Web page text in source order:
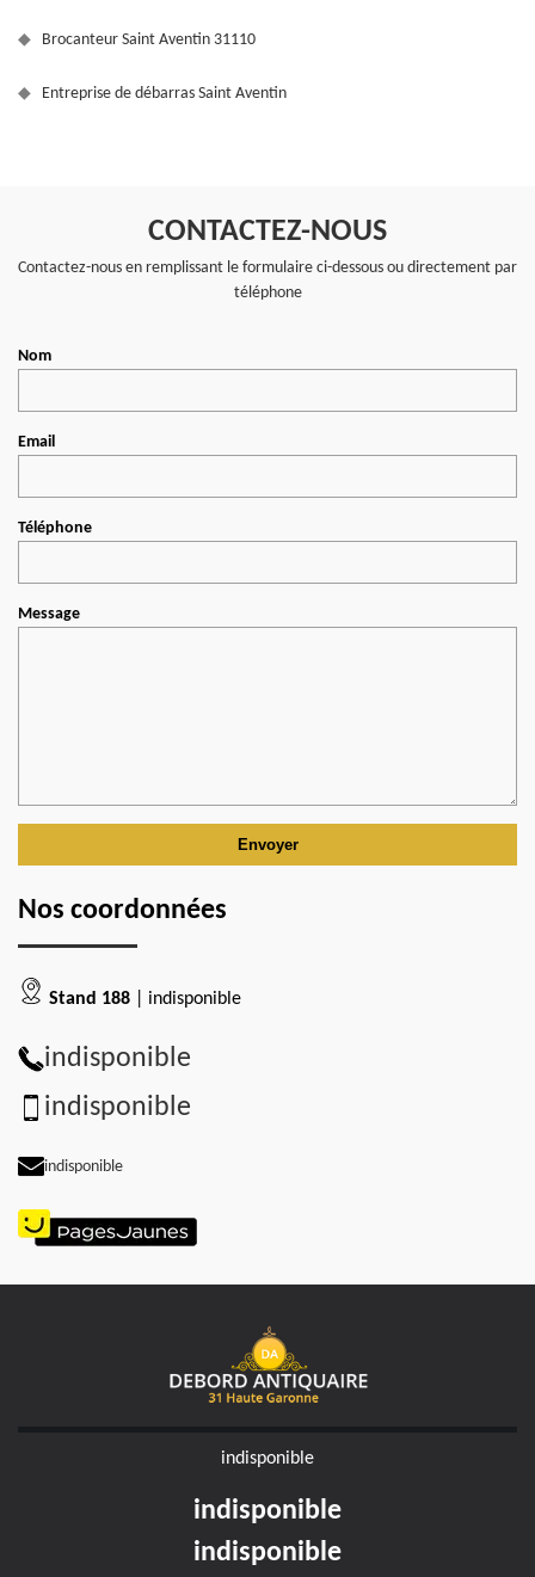
Brocanteur Saint Aventin 31110
Entreprise de débarras Saint Aventin
CONTACTEZ-NOUS
Contactez-nous en remplissant le formulaire ci-dessous ou directement par
téléphone
Nom
Email
Téléphone
Message
Nos coordonnées
Stand 188 | indisponible
indisponible
indisponible
indisponible
indisponible
indisponible
indisponible